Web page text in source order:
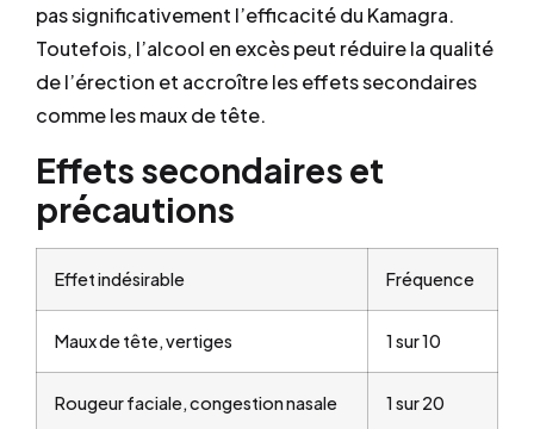
pas significativement l’efficacité du Kamagra.
Toutefois, l’alcool en excès peut réduire la qualité
de l’érection et accroître les effets secondaires
comme les maux de tête.
Effets secondaires et
précautions
Effet indésirable Fréquence
Maux de tête, vertiges 1 sur 10
Rougeur faciale, congestion nasale 1 sur 20